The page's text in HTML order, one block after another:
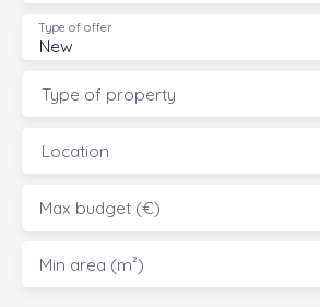
New
Type of offer
Type of property
Location
Max budget (€)
Min area (m²)